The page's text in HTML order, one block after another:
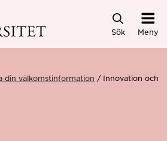
Sök Meny
din välkomstinformation Innovation och